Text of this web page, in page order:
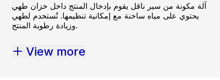
آلة مكونة من سير ناقل يقوم بإدخال المنتج داخل خزان طهي
يحتوي على مياه ساخنة مع إمكانية تنظيمها. تُستخدم لطهي
وزيادة رطوبة المنتج.
View more